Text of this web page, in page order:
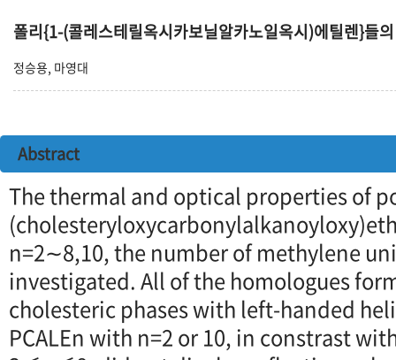
폴리{1-(콜레스테릴옥시카보닐알카노일옥시)에틸렌}들
정승용, 마영대
Abstract
The thermal and optical properties of
n=2∼8,10, the number of methylene
investigated. All of the homologues
cholesteric phases with left-handed
PCALEn with n=2 or 10, in constrast